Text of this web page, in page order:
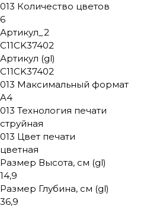
013 Количество цветов
6
Артикул_2
C11CK37402
Артикул (gl)
C11CK37402
013 Максимальный формат
A4
013 Технология печати
струйная
013 Цвет печати
цветная
Размер Высота, см (gl)
14,9
Размер Глубина, см (gl)
36,9